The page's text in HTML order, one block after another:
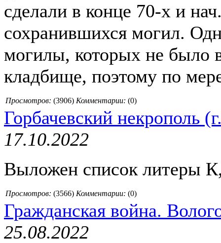
сделали в конце 70-х и
сохранившихся могил.
могилы, которых не было
кладбище, поэтому по
Просмотров: (3906) Комментарии: (0)
Горбачевский некрополь
17.10.2022
Выложен список литеры
Просмотров: (3566) Комментарии: (0)
Гражданская война.
25.08.2022